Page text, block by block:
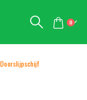
0
Doorslijpschijf